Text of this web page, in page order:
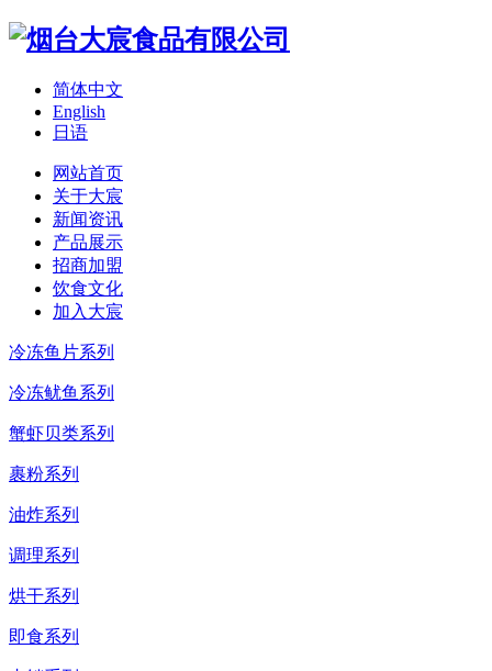
简体中文
English
日语
网站首页
关于大宸
新闻资讯
产品展示
招商加盟
饮食文化
加入大宸
冷冻鱼片系列
冷冻鱿鱼系列
蟹虾贝类系列
裹粉系列
油炸系列
调理系列
烘干系列
即食系列